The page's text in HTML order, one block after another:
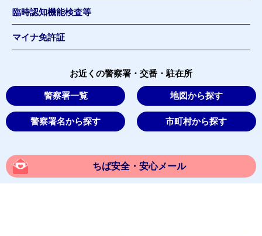
臨時認知機能検査等
マイナ免許証
お近くの警察署・交番・駐在所
警察署一覧 地図から探す
警察署名から探す 市町村から探す
ちば安全・安心メール